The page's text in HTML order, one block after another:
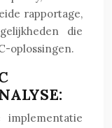
rapportage,
die
oplossingen.
implementatie